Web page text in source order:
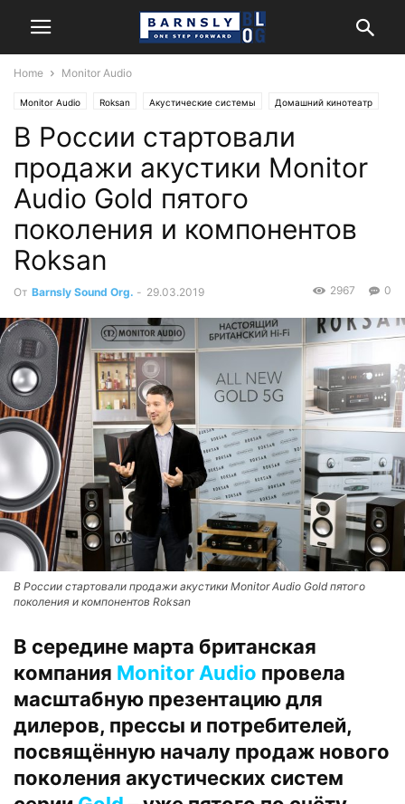
Home Monitor Audio
Monitor Audio Roksan Акустические системы Домашний кинотеатр
Компоненты
В России стартовали
продажи акустики Monitor
Audio Gold пятого
поколения и компонентов
Roksan
От Barnsly Sound Org. - 29.03.2019 0
2967
В России стартовали продажи акустики Monitor Audio Gold пятого
поколения и компонентов Roksan
В середине марта британская
компания Monitor Audio провела
масштабную презентацию для
дилеров, прессы и потребителей,
посвящённую началу продаж нового
поколения акустических систем